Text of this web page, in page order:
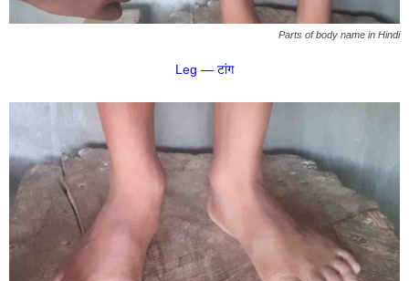
Parts of body name in Hindi
Leg — टांग